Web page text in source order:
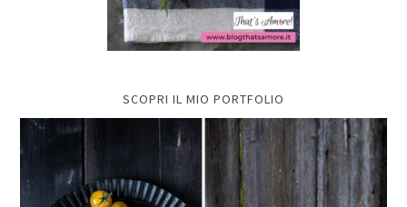
SCOPRI IL MIO PORTFOLIO